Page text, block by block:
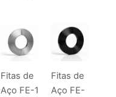
Fitas de
Aço FE-1
Fitas de
Aço FE-